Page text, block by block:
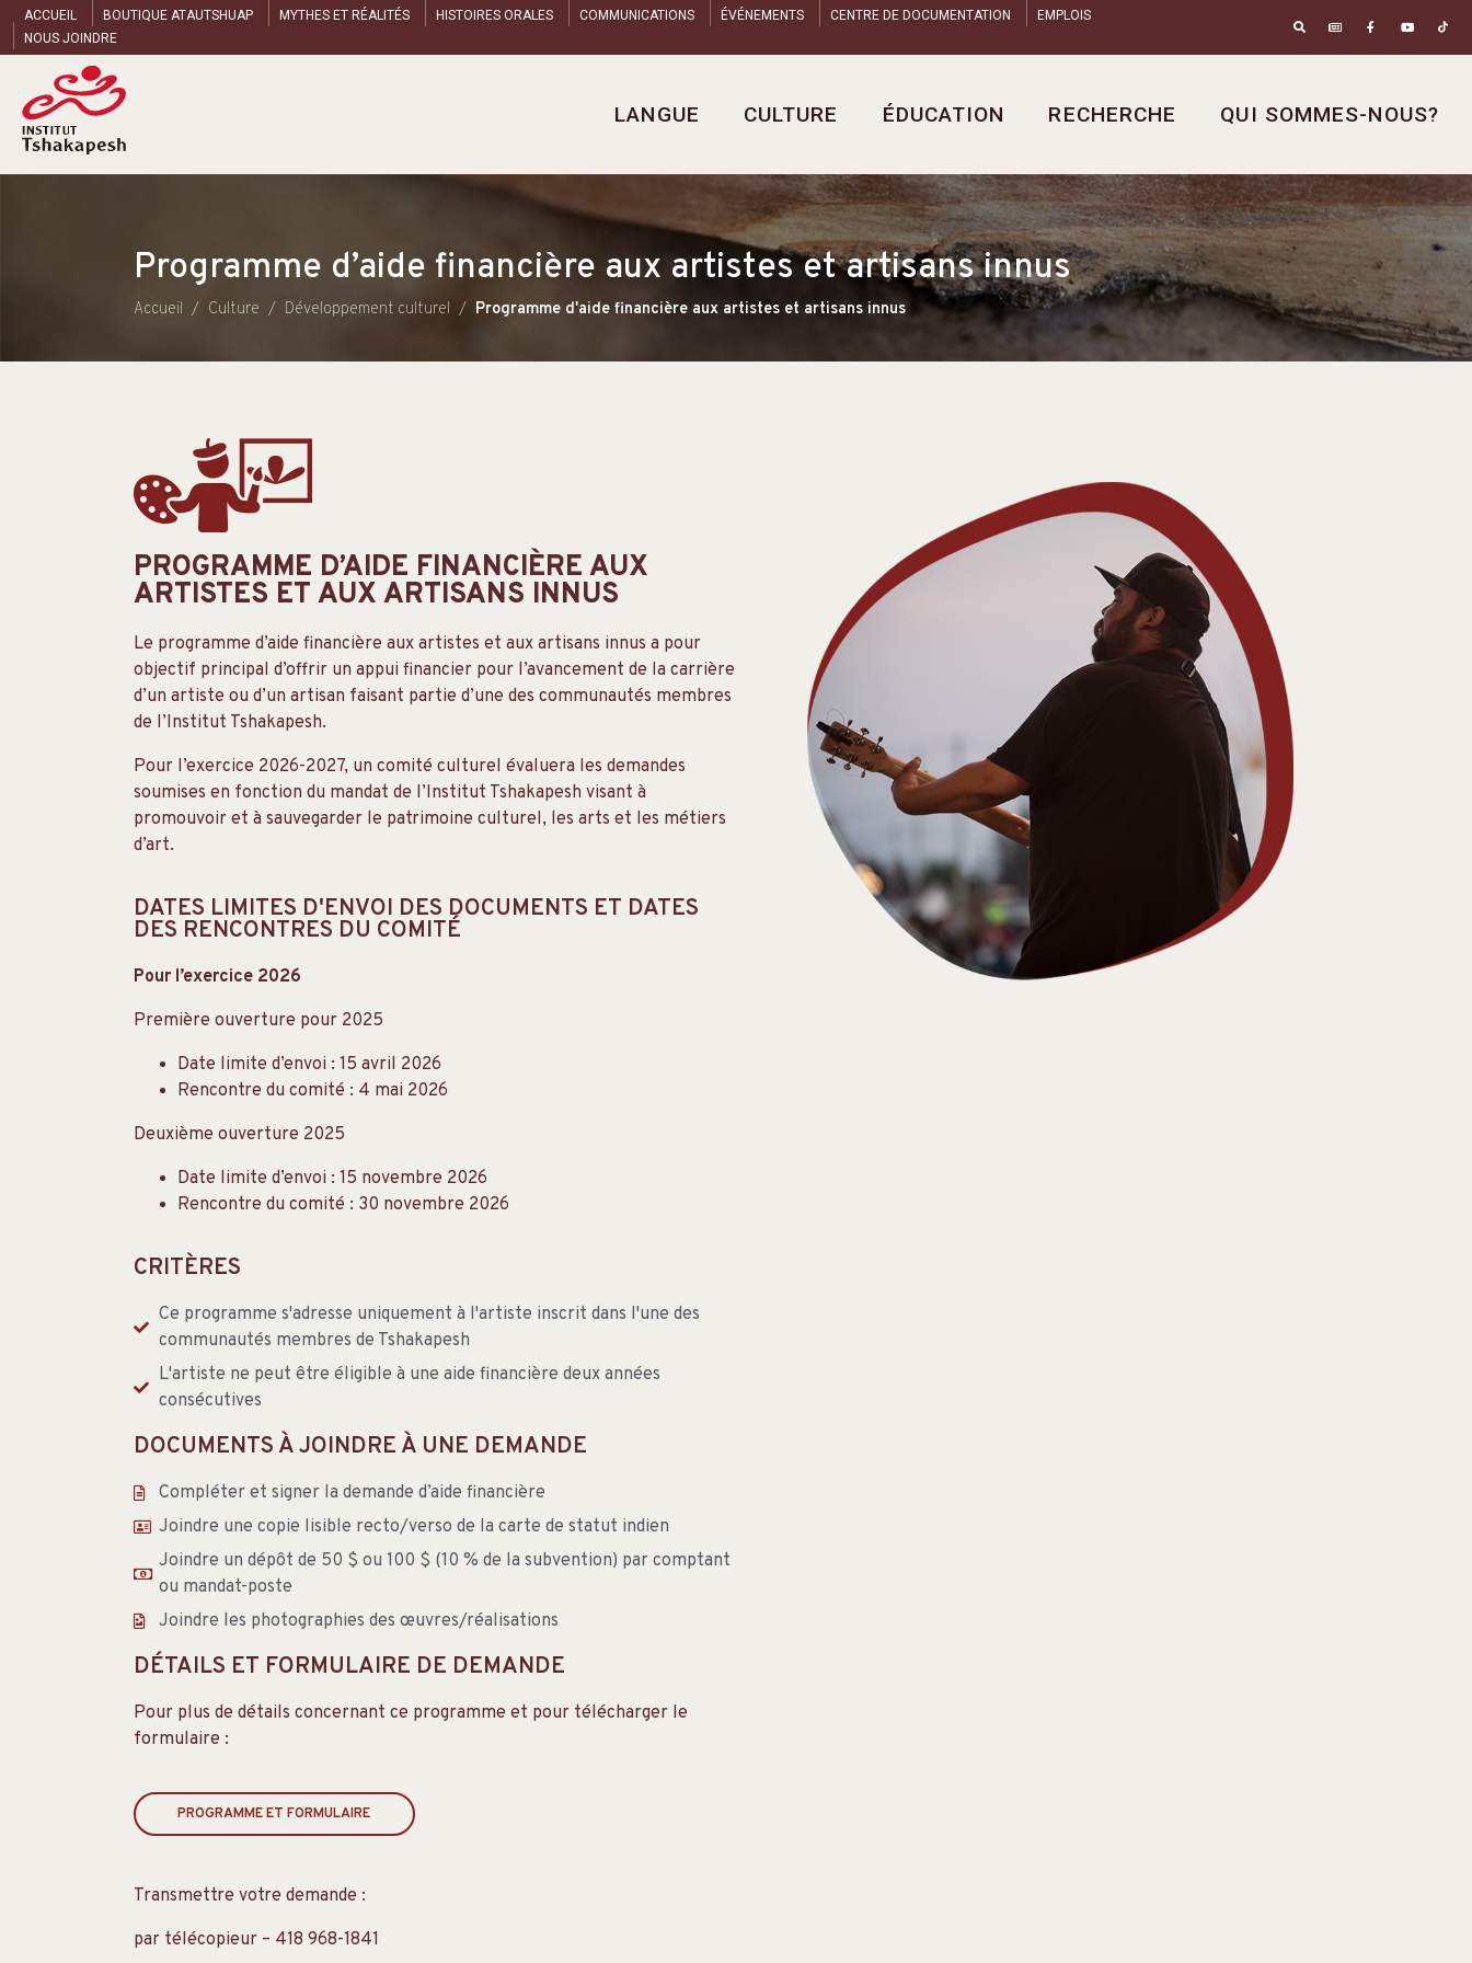
ACCUEIL BOUTIQUE ATAUTSHUAP MYTHES ET RÉALITÉS HISTOIRES ORALES COMMUNICATIONS ÉVÉNEMENTS CENTRE DE DOCUMENTATION
EMPLOIS
NOUS JOINDRE
LANGUE CULTURE ÉDUCATION RECHERCHE QUI SOMMES-NOUS?
Programme d’aide financière aux artistes et artisans innus
Accueil Culture Développement culturel Programme d'aide financière aux artistes et artisans innus
PROGRAMME D’AIDE FINANCIÈRE AUX
ARTISTES ET AUX ARTISANS INNUS
Le programme d’aide financière aux artistes et aux artisans innus a pour
objectif principal d’offrir un appui financier pour l’avancement de la carrière
d’un artiste ou d’un artisan faisant partie d’une des communautés membres
de l’Institut Tshakapesh.
Pour l’exercice 2026-2027, un comité culturel évaluera les demandes
soumises en fonction du mandat de l’Institut Tshakapesh visant à
promouvoir et à sauvegarder le patrimoine culturel, les arts et les métiers
d’art.
DATES LIMITES D'ENVOI DES DOCUMENTS ET DATES
DES RENCONTRES DU COMITÉ
Pour l’exercice 2026
Première ouverture pour 2025
Date limite d’envoi : 15 avril 2026
Rencontre du comité : 4 mai 2026
Deuxième ouverture 2025
Date limite d’envoi : 15 novembre 2026
Rencontre du comité : 30 novembre 2026
CRITÈRES
Ce programme s'adresse uniquement à l'artiste inscrit dans l'une des
communautés membres de Tshakapesh
L'artiste ne peut être éligible à une aide financière deux années
consécutives
DOCUMENTS À JOINDRE À UNE DEMANDE
Compléter et signer la demande d’aide financière
Joindre une copie lisible recto/verso de la carte de statut indien
Joindre un dépôt de 50 $ ou 100 $ (10 % de la subvention) par comptant
ou mandat-poste
Joindre les photographies des œuvres/réalisations
DÉTAILS ET FORMULAIRE DE DEMANDE
Pour plus de détails concernant ce programme et pour télécharger le
formulaire :
PROGRAMME ET FORMULAIRE
Transmettre votre demande :
par télécopieur – 418 968-1841